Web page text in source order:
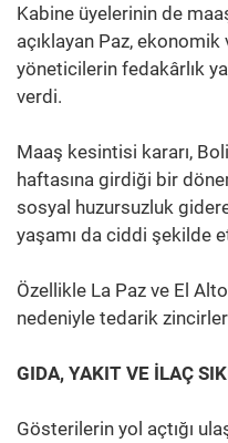
Kabine üyelerinin de
açıklayan Paz,
yöneticilerin fedakârlık
verdi.
Maaş kesintisi kararı,
haftasına girdiği bir
sosyal huzursuzluk
yaşamı da ciddi şekilde
Özellikle La Paz ve El
nedeniyle tedarik
GIDA, YAKIT VE İLAÇ
Gösterilerin yol açtığı